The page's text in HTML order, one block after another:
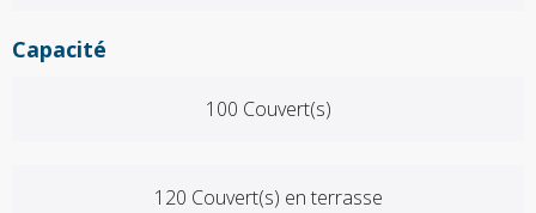
Capacité
100 Couvert(s)
120 Couvert(s) en terrasse